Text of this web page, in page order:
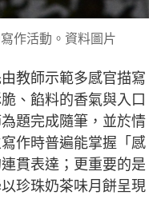
作活動。資料圖片
教師示範多感官描寫
、餡料的香氣與入口
題完成隨筆，並於情
作時普遍能掌握「感
貫表達；更重要的是
珍珠奶茶味月餅呈現